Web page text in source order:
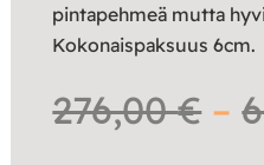
pintapehmeä mutta
Kokonaispaksuus 6cm.
276,00€ –